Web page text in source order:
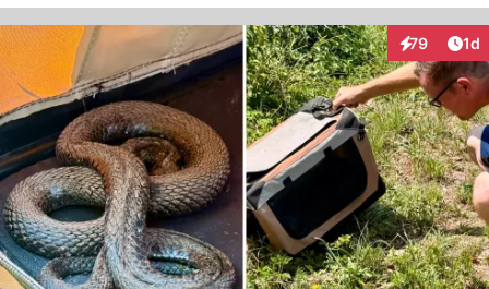
79 1d